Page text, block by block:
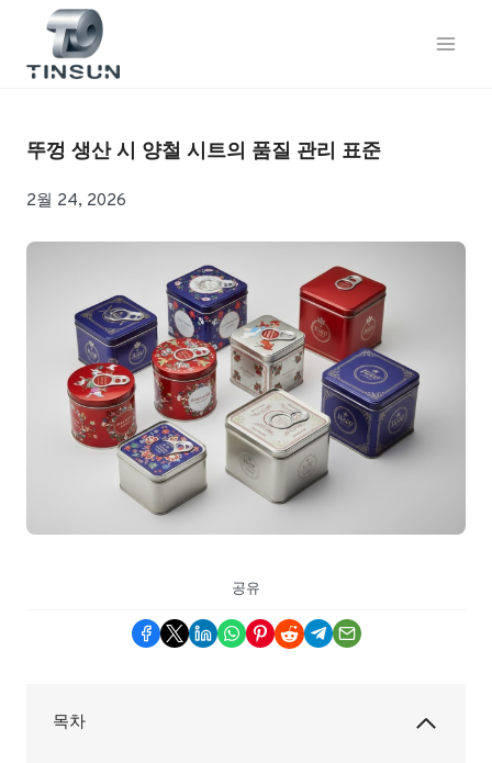
뚜껑 생산 시 양철 시트의 품질 관리 표준
2월 24, 2026
공유
목차